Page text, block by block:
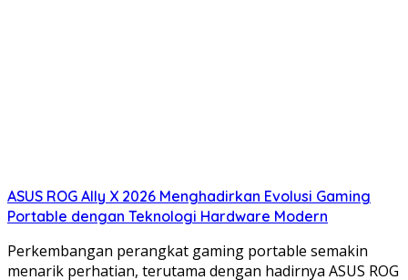
ASUS ROG Ally X 2026 Menghadirkan Evolusi Gaming
Portable dengan Teknologi Hardware Modern
Perkembangan perangkat gaming portable semakin
menarik perhatian, terutama dengan hadirnya ASUS ROG